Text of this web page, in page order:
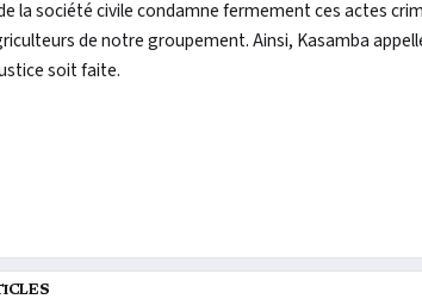
la société civile condamne fermement ces actes
de notre groupement. Ainsi, Kasamba
soit faite.